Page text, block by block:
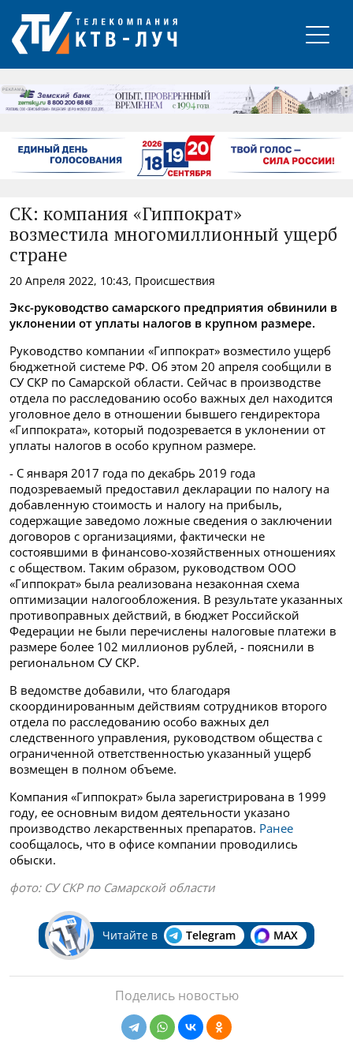
РЕКЛАМА
СК: компания «Гиппократ»
возместила многомиллионный ущерб
стране
20 Апреля 2022, 10:43, Происшествия
Экс-руководство самарского предприятия обвинили в
уклонении от уплаты налогов в крупном размере.
Руководство компании «Гиппократ» возместило ущерб
бюджетной системе РФ. Об этом 20 апреля сообщили в
СУ СКР по Самарской области. Сейчас в производстве
отдела по расследованию особо важных дел находится
уголовное дело в отношении бывшего гендиректора
«Гиппократа», который подозревается в уклонении от
уплаты налогов в особо крупном размере.
- С января 2017 года по декабрь 2019 года
подозреваемый предоставил декларации по налогу на
добавленную стоимость и налогу на прибыль,
содержащие заведомо ложные сведения о заключении
договоров с организациями, фактически не
состоявшими в финансово-хозяйственных отношениях
с обществом. Таким образом, руководством ООО
«Гиппократ» была реализована незаконная схема
оптимизации налогообложения. В результате указанных
противоправных действий, в бюджет Российской
Федерации не были перечислены налоговые платежи в
размере более 102 миллионов рублей, - пояснили в
региональном СУ СКР.
В ведомстве добавили, что благодаря
скоординированным действиям сотрудников второго
отдела по расследованию особо важных дел
следственного управления, руководством общества с
ограниченной ответственностью указанный ущерб
возмещен в полном объеме.
Компания «Гиппократ» была зарегистрирована в 1999
году, ее основным видом деятельности указано
производство лекарственных препаратов. Ранее
сообщалось, что в офисе компании проводились
обыски.
фото: СУ СКР по Самарской области
Читайте в Telegram MAX
Поделись новостью